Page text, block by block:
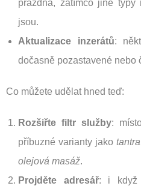
prázdná, zatímco jiné
jsou.
Aktualizace inzerátů:
dočasně pozastavené nebo
Co můžete udělat hned teď:
Rozšiřte filtr služby:
příbuzné varianty jako
olejová masáž.
Projděte adresář: i když